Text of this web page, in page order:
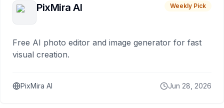
PixMira AI Weekly Pick
Free AI photo editor and image generator for fast
visual creation.
PixMira AI Jun 28, 2026